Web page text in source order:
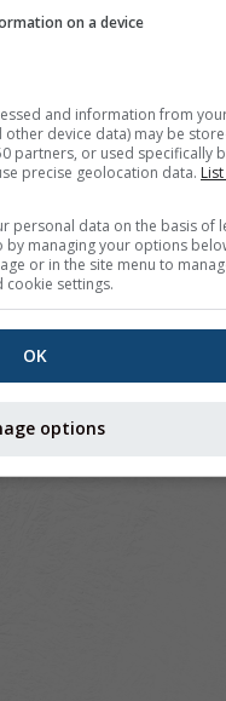
on a device
and information from
device data) may be
partners, or used specifically
precise geolocation data.
personal data on the basis of
by managing your options
or in the site menu to
cookie settings.
OK
options